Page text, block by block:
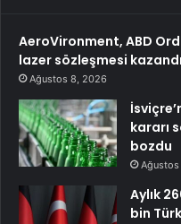
AeroVironment, ABD
lazer sözleşmesi kazandı
Ağustos 8, 2026
kararı
bozdu
Aylık
bin